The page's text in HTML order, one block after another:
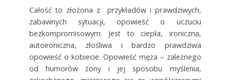
Całość to złożona z przykładów i prawdziwych,
zabawnych sytuacji, opowieść o uczuciu
bezkompromisowym. Jest to ciepła, ironiczna,
autoironiczna, złośliwa i bardzo prawdziwa
opowieść o kobiecie. Opowieść męża – zależnego
od humorów żony i jej sposobu myślenia,